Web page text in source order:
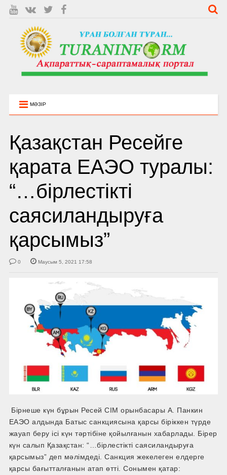
МӘЗІР
Қазақстан Ресейге
қарата ЕАЭО туралы:
“…бірлестікті
саясиландыруға
қарсымыз”
0 Маусым 5, 2021 17:58
Бірнеше күн бұрын Ресей СІМ орынбасары А. Панкин
ЕАЭО алдында Батыс санкциясына қарсы біріккен түрде
жауап беру ісі күн тәртібіне қойылғанын хабарлады. Бірер
күн салып Қазақстан: “…бірлестікті саясиландыруға
қарсымыз” деп мәлімдеді. Санкция жекелеген елдерге
қарсы бағытталғанын атап өтті. Сонымен қатар: